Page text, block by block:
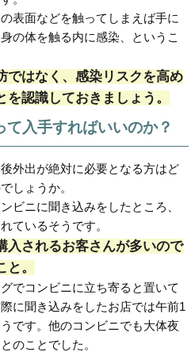
表面などを触ってしまえば手に
の体を触る内に感染、というこ
ではなく、感染リスクを高め
認識しておきましょう。
入手すればいいのか？
外出が絶対に必要となる方はど
しょうか。
ビニに聞き込みをしたところ、
ているそうです。
入されるお客さんが多いので
。
でコンビニに立ち寄ると置いて
に聞き込みをしたお店では午前1
です。他のコンビニでも大体夜
のことでした。